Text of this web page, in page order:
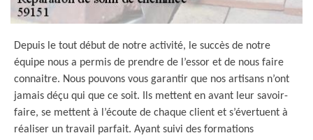
Depuis le tout début de notre activité, le succès de notre
équipe nous a permis de prendre de l’essor et de nous faire
connaitre. Nous pouvons vous garantir que nos artisans n’ont
jamais déçu qui que ce soit. Ils mettent en avant leur savoir-
faire, se mettent à l’écoute de chaque client et s’évertuent à
réaliser un travail parfait. Ayant suivi des formations